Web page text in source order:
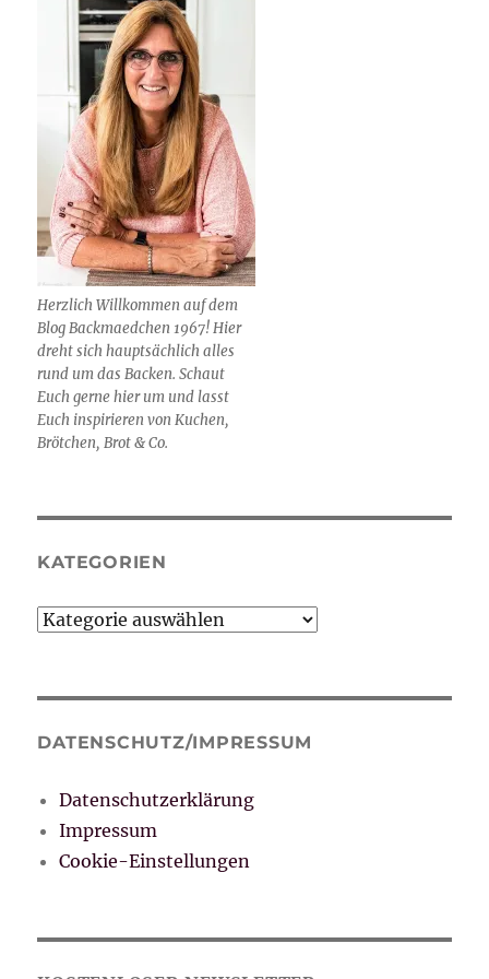
Herzlich Willkommen auf dem
Blog Backmaedchen 1967! Hier
dreht sich hauptsächlich alles
rund um das Backen. Schaut
Euch gerne hier um und lasst
Euch inspirieren von Kuchen,
Brötchen, Brot & Co.
KATEGORIEN
Kategorien
DATENSCHUTZ/IMPRESSUM
Datenschutzerklärung
Impressum
Cookie-Einstellungen